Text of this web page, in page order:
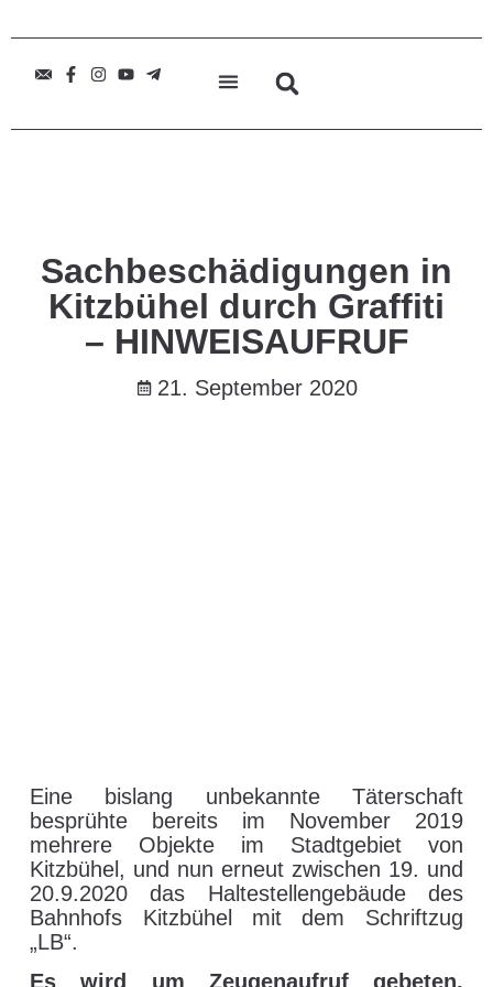
Sachbeschädigungen in
Kitzbühel durch Graffiti
– HINWEISAUFRUF
21. September 2020